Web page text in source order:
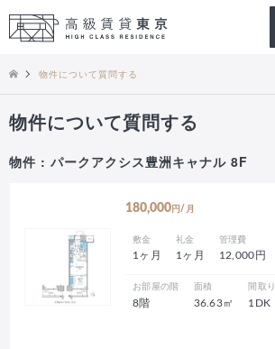
物件について質問する
物件について質問する
物件 : パークアクシス豊洲キャナル 8F
180,000 円/月
敷金
1ヶ月
礼金
1ヶ月
管理費
12,000円
お部屋の階
8階
面積
36.63㎡
間取り
1DK